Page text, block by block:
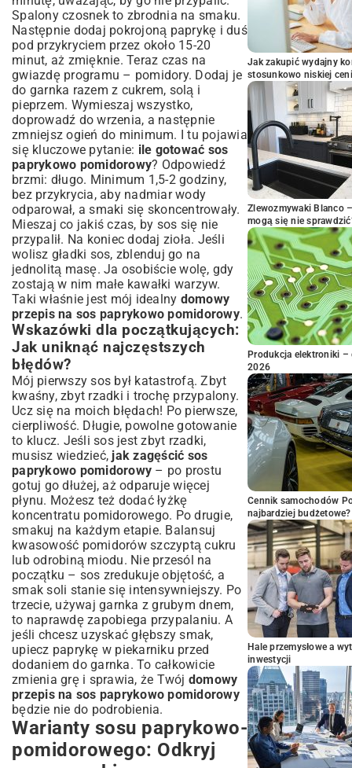
Spalony czosnek to zbrodnia na smaku.
Następnie dodaj pokrojoną paprykę i duś
pod przykryciem przez około 15-20
minut, aż zmięknie. Teraz czas na
gwiazdę programu – pomidory. Dodaj je
do garnka razem z cukrem, solą i
pieprzem. Wymieszaj wszystko,
doprowadź do wrzenia, a następnie
zmniejsz ogień do minimum. I tu pojawia
się kluczowe pytanie: ile gotować sos
paprykowo pomidorowy? Odpowiedź
brzmi: długo. Minimum 1,5-2 godziny,
bez przykrycia, aby nadmiar wody
odparował, a smaki się skoncentrowały.
Mieszaj co jakiś czas, by sos się nie
przypalił. Na koniec dodaj zioła. Jeśli
wolisz gładki sos, zblenduj go na
jednolitą masę. Ja osobiście wolę, gdy
zostają w nim małe kawałki warzyw.
Taki właśnie jest mój idealny domowy
przepis na sos paprykowo pomidorowy.
Wskazówki dla początkujących:
Jak uniknąć najczęstszych
błędów?
Mój pierwszy sos był katastrofą. Zbyt
kwaśny, zbyt rzadki i trochę przypalony.
Ucz się na moich błędach! Po pierwsze,
cierpliwość. Długie, powolne gotowanie
to klucz. Jeśli sos jest zbyt rzadki,
musisz wiedzieć, jak zagęścić sos
paprykowo pomidorowy – po prostu
gotuj go dłużej, aż odparuje więcej
płynu. Możesz też dodać łyżkę
koncentratu pomidorowego. Po drugie,
smakuj na każdym etapie. Balansuj
kwasowość pomidorów szczyptą cukru
lub odrobiną miodu. Nie przesól na
początku – sos zredukuje objętość, a
smak soli stanie się intensywniejszy. Po
trzecie, używaj garnka z grubym dnem,
to naprawdę zapobiega przypalaniu. A
jeśli chcesz uzyskać głębszy smak,
upiecz paprykę w piekarniku przed
dodaniem do garnka. To całkowicie
zmienia grę i sprawia, że Twój domowy
przepis na sos paprykowo pomidorowy
będzie nie do podrobienia.
Warianty sosu paprykowo-
pomidorowego: Odkryj
Jak zakupić wydajny
stosunkowo niskiej
Zlewozmywaki Blanco
mogą się nie
Produkcja elektroniki –
2026
Cennik samochodów
najbardziej budżetowe?
Hale przemysłowe a
inwestycji